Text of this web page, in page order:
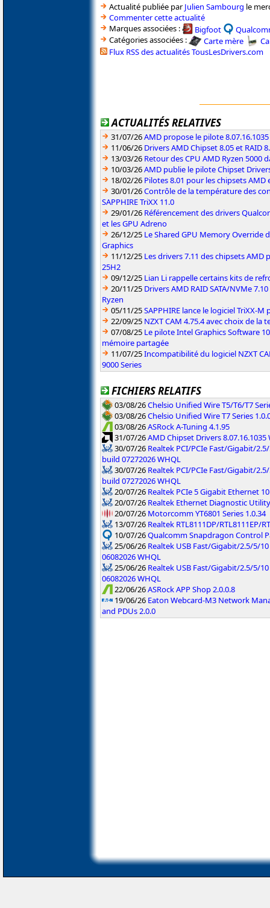
Actualité publiée parJulien Sambourg le
Commenter cette actualité
Marques associées :
Bigfoot
Catégories associées :
Carte mère
Flux RSS des actualités TousLesDrivers.com
ACTUALITÉS RELATIVES
31/07/26AMD propose le pilote
11/06/26 Drivers AMD Chipset 8.05 et RAID
13/03/26 Retour des CPU AMD Ryzen 5000
10/03/26AMD publie le pilote Chipset
18/02/26 Pilotes 8.01 pour les chipsets AMD
30/01/26Contrôle de la température des
SAPPHIRE TriXX 11.0
29/01/26 Référencement des drivers
et les GPU Adreno
26/12/25 Le Shared GPU Memory Override
Graphics
11/12/25 Les drivers 7.11 des chipsets
25H2
09/12/25 Lian Li rappelle certains kits de
20/11/25 Drivers AMD RAID SATA/NVMe
Ryzen
05/11/25SAPPHIRE lance le logiciel TriXX-
22/09/25 NZXT CAM 4.75.4 avec choix de la
07/08/25 Le pilote Intel Graphics Software
mémoire partagée
11/07/25Incompatibilité du logiciel NZXT
9000 Series
FICHIERS RELATIFS
03/08/26Chelsio Unified Wire T5/T6/T7
03/08/26Chelsio Unified Wire T7 Series
03/08/26ASRock A-Tuning 4.1.95
31/07/26AMD Chipset Drivers 8.07.16.1035
30/07/26 Realtek PCI/PCIe Fast/Gigabit/
build 07272026 WHQL
30/07/26 Realtek PCI/PCIe Fast/Gigabit/
build 07272026 WHQL
20/07/26 Realtek PCIe 5 Gigabit Ethernet
20/07/26 Realtek Ethernet Diagnostic
20/07/26 Motorcomm YT6801 Series 1.0.34
13/07/26 Realtek RTL8111DP/RTL8111EP/
10/07/26Qualcomm Snapdragon Control
25/06/26 Realtek USB Fast/Gigabit/2.5/5/
06082026 WHQL
25/06/26 Realtek USB Fast/Gigabit/2.5/5/
06082026 WHQL
22/06/26ASRock APP Shop 2.0.0.8
19/06/26 Eaton Webcard-M3 Network
and PDUs 2.0.0